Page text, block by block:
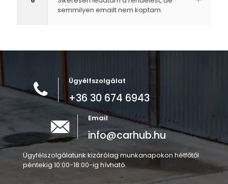
semmilyen emailt nem kaptam.
Ügyélfszolgálat
+36 30 674 6943
Email
info@carhub.hu
Ügyfélszolgálatunk kizárólag munkanapokon hétfőtől
péntekig 10:00-18:00-ig hívható.